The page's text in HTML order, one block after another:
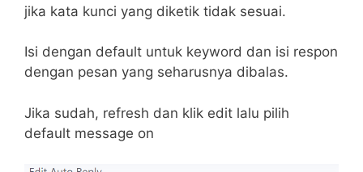
jika kata kunci yang diketik tidak sesuai.
Isi dengan default untuk keyword dan isi respon
dengan pesan yang seharusnya dibalas.
Jika sudah, refresh dan klik edit lalu pilih
default message on